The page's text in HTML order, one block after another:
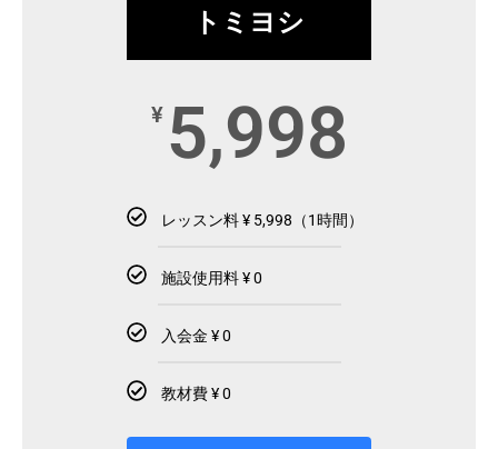
トミヨシ
¥ 5,998
レッスン料 ¥ 5,998（1時間）
施設使用料 ¥ 0
入会金 ¥ 0
教材費 ¥ 0